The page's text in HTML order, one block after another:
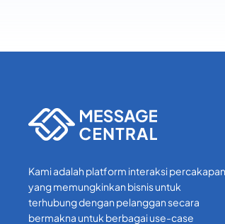
Kami adalah platform interaksi percakapan
yang memungkinkan bisnis untuk
terhubung dengan pelanggan secara
bermakna untuk berbagai use-case